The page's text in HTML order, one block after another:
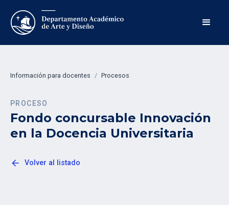
Información para docentes / Procesos
PROCESO
Fondo concursable Innovación
en la Docencia Universitaria
arrow_back Volver al listado